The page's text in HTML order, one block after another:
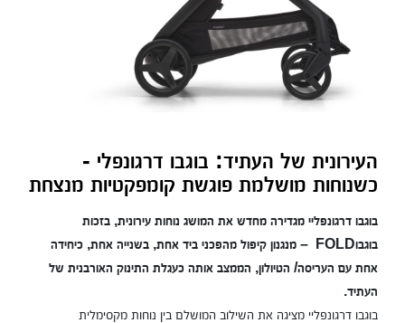
העירונית של העתיד: בוגבו דרגונפלי -
כשנוחות מושלמת פוגשת קומפקטיות מנצחת
בוגבו דרגונפליי מגדירה מחדש את המושג נוחות עירונית, בזכות
בוגבוFOLD – מנגנון קיפול מהפכני ביד אחת, בשנייה אחת, כיחידה
אחת עם העריסה/ הטיולון, הממצב אותה כעגלת התינוק האורבנית של
העתיד.
בוגבו דרגונפליי מציגה את השילוב המושלם בין נוחות מקסימלית